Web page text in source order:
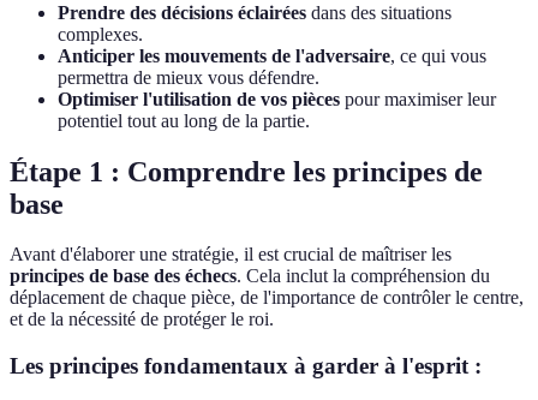
Prendre des décisions éclairées dans des situations
complexes.
Anticiper les mouvements de l'adversaire, ce qui vous
permettra de mieux vous défendre.
Optimiser l'utilisation de vos pièces pour maximiser leur
potentiel tout au long de la partie.
Étape 1 : Comprendre les principes de
base
Avant d'élaborer une stratégie, il est crucial de maîtriser les
principes de base des échecs. Cela inclut la compréhension du
déplacement de chaque pièce, de l'importance de contrôler le centre,
et de la nécessité de protéger le roi.
Les principes fondamentaux à garder à l'esprit :